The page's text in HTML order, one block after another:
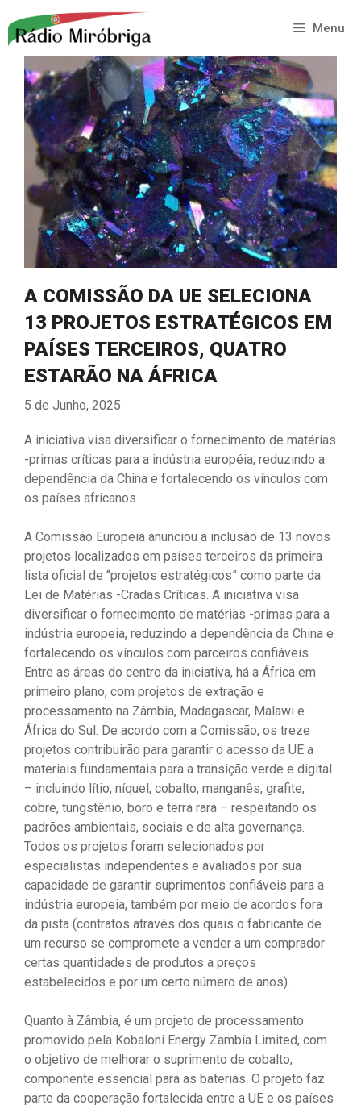
para
conteúdo
Menu
A COMISSÃO DA UE SELECIONA
13 PROJETOS ESTRATÉGICOS EM
PAÍSES TERCEIROS, QUATRO
ESTARÃO NA ÁFRICA
5 de Junho, 2025
A iniciativa visa diversificar o fornecimento de matérias
-primas críticas para a indústria européia, reduzindo a
dependência da China e fortalecendo os vínculos com
os países africanos
A Comissão Europeia anunciou a inclusão de 13 novos
projetos localizados em países terceiros da primeira
lista oficial de “projetos estratégicos” como parte da
Lei de Matérias -Cradas Críticas. A iniciativa visa
diversificar o fornecimento de matérias -primas para a
indústria europeia, reduzindo a dependência da China e
fortalecendo os vínculos com parceiros confiáveis.
Entre as áreas do centro da iniciativa, há a África em
primeiro plano, com projetos de extração e
processamento na Zâmbia, Madagascar, Malawi e
África do Sul. De acordo com a Comissão, os treze
projetos contribuirão para garantir o acesso da UE a
materiais fundamentais para a transição verde e digital
– incluindo lítio, níquel, cobalto, manganês, grafite,
cobre, tungstênio, boro e terra rara – respeitando os
padrões ambientais, sociais e de alta governança.
Todos os projetos foram selecionados por
especialistas independentes e avaliados por sua
capacidade de garantir suprimentos confiáveis ​​para a
indústria europeia, também por meio de acordos fora
da pista (contratos através dos quais o fabricante de
um recurso se compromete a vender a um comprador
certas quantidades de produtos a preços
estabelecidos e por um certo número de anos).
Quanto à Zâmbia, é um projeto de processamento
promovido pela Kobaloni Energy Zambia Limited, com
o objetivo de melhorar o suprimento de cobalto,
componente essencial para as baterias. O projeto faz
parte da cooperação fortalecida entre a UE e os países